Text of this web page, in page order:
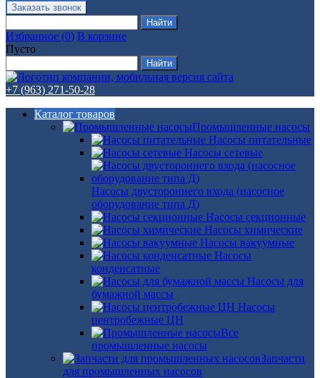
Избранное (0) В корзине
Пусто
+7 (963) 271-50-28
Каталог товаров
Промышленные насосы
Насосы питательные
Насосы сетевые
Насосы двустороннего входа (насосное
оборудование типа Д)
Насосы секционные
Насосы химические
Насосы вакуумные
Насосы
конденсатные
Насосы для
бумажной массы
Насосы
центробежные ЦН
Все
промышленные насосы
Запчасти
для промышленных насосов